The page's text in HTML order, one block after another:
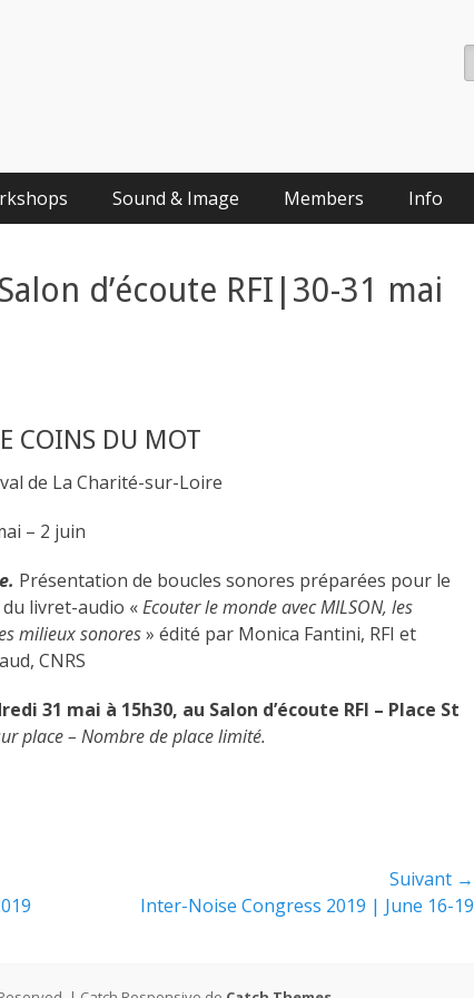
Sound & Image Members Info
d’écoute RFI|30-31 mai
COINS DU MOT
de La Charité-sur-Loire
– 2 juin
Présentation de boucles sonores préparées pour le
livret-audio «Ecouter le monde avec MILSON, les
milieux sonores» édité par Monica Fantini, RFI et
CNRS
31 mai à 15h30, au Salon d’écoute RFI – Place St
place – Nombre de place limité.
Suivant →
Inter-Noise Congress 2019 | June 16-19